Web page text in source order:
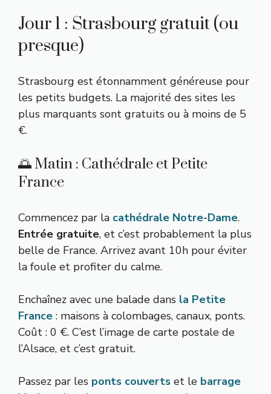
Jour 1 : Strasbourg gratuit (ou
presque)
Strasbourg est étonnamment généreuse pour
les petits budgets. La majorité des sites les
plus marquants sont gratuits ou à moins de 5
€.
🌅 Matin : Cathédrale et Petite
France
Commencez par la cathédrale Notre-Dame.
Entrée gratuite, et c’est probablement la plus
belle de France. Arrivez avant 10h pour éviter
la foule et profiter du calme.
Enchaînez avec une balade dans la Petite
France : maisons à colombages, canaux, ponts.
Coût : 0 €. C’est l’image de carte postale de
l’Alsace, et c’est gratuit.
Passez par les ponts couverts et le barrage